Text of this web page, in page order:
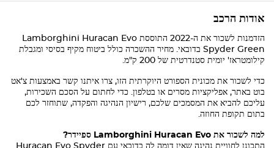
אודות הרכב
הזדמנות לשכור את ה-2022 התוססת Lamborghini Huracan Evo
Spyder Green בדובאי. מחיר ההשכרה כולל ביטוח מקיף בסיסי ומגבלת
קילומטראז' יומית סטנדרטית של 200 ק"מ.
כדי לשכור את מכונית הספורט היוקרתית הזו, צרו איתנו קשר באמצעות צ'אט
בוט באתר, אפליקציות מסרים או בטלפון. כדי לחתום על הסכם השכירות,
עליכם להביא את המסמכים שלכם, רישיון הנהיגה והפקדה, שתוחזר לכם
בתום תקופת החוזה.
למה לשכור את Lamborghini Huracan Evo
ספיידר?
התכונן לחוויית נהיגה שאין דומה לה בדובאי עם
Huracan Evo Spyder